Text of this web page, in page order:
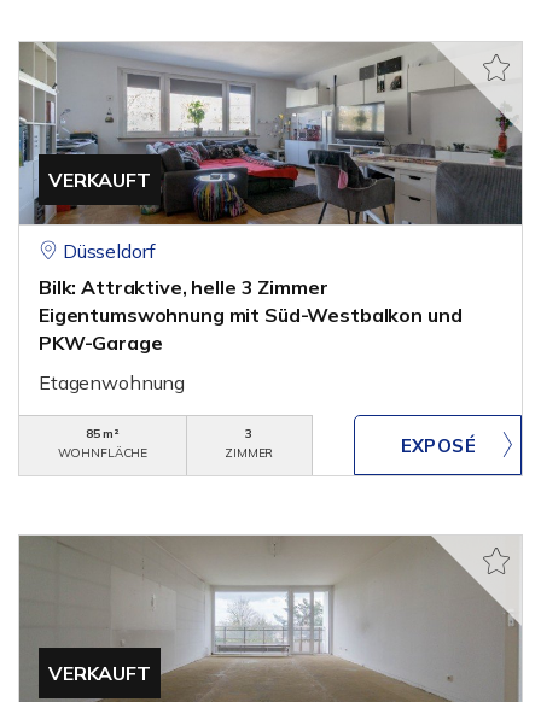
VERKAUFT
Düsseldorf
Bilk: Attraktive, helle 3 Zimmer
Eigentumswohnung mit Süd-Westbalkon und
PKW-Garage
Etagenwohnung
85 m²
WOHNFLÄCHE
3
ZIMMER
VERKAUFT